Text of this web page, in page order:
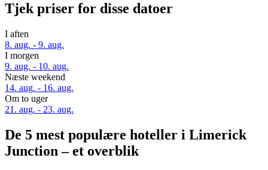
Tjek priser for disse datoer
I aften
8. aug. - 9. aug.
I morgen
9. aug. - 10. aug.
Næste weekend
14. aug. - 16. aug.
Om to uger
21. aug. - 23. aug.
De 5 mest populære hoteller i Limerick
Junction – et overblik